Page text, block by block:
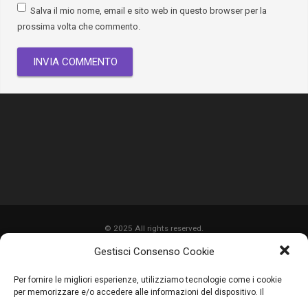
Gestisci Consenso Cookie
Per fornire le migliori esperienze, utilizziamo tecnologie come i cookie
per memorizzare e/o accedere alle informazioni del dispositivo. Il
Salva il mio nome, email e sito web in questo browser per la
prossima volta che commento.
© 2025 All rights reserved.
CHI SIAMO